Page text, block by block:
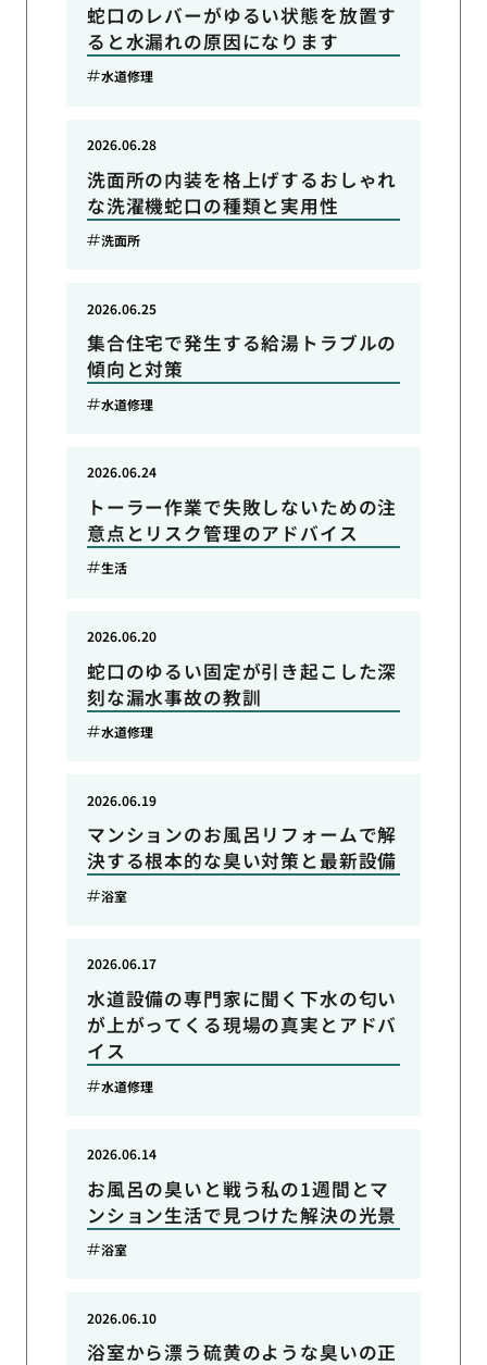
蛇口のレバーがゆるい状態を放置す
ると水漏れの原因になります
水道修理
洗面所の内装を格上げするおしゃれ
な洗濯機蛇口の種類と実用性
2026.06.28
洗面所
集合住宅で発生する給湯トラブルの
傾向と対策
2026.06.25
水道修理
トーラー作業で失敗しないための注
意点とリスク管理のアドバイス
2026.06.24
生活
蛇口のゆるい固定が引き起こした深
刻な漏水事故の教訓
2026.06.20
水道修理
マンションのお風呂リフォームで解
決する根本的な臭い対策と最新設備
2026.06.19
浴室
水道設備の専門家に聞く下水の匂い
が上がってくる現場の真実とアドバ
イス
2026.06.17
水道修理
お風呂の臭いと戦う私の1週間とマ
ンション生活で見つけた解決の光景
2026.06.14
浴室
浴室から漂う硫黄のような臭いの正
2026.06.10